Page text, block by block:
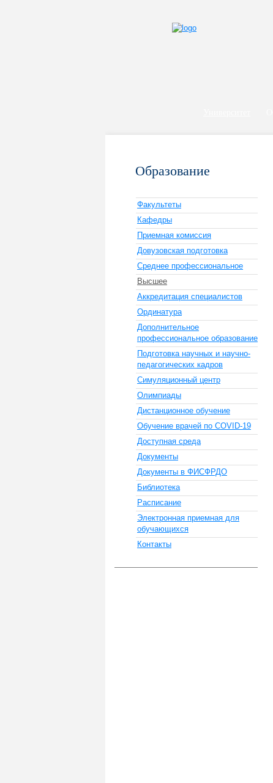
Образование
Факультеты
Кафедры
Приемная комиссия
Довузовская подготовка
Среднее профессиональное
Высшее
Аккредитация специалистов
Ординатура
Дополнительное
профессиональное образование
Подготовка научных и научно-
педагогических кадров
Симуляционный центр
Олимпиады
Дистанционное обучение
Обучение врачей по COVID-19
Доступная среда
Документы
Документы в ФИСФРДО
Библиотека
Расписание
Электронная приемная для
обучающихся
Контакты